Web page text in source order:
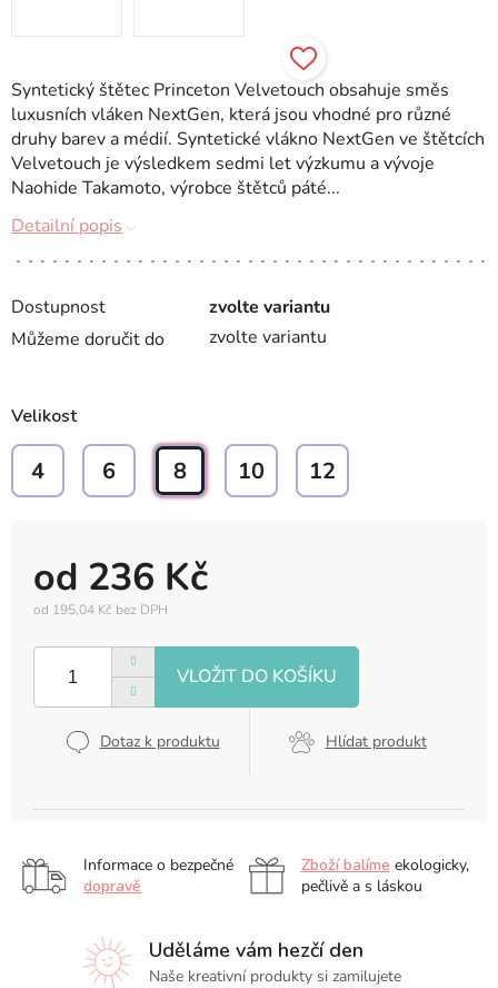
Dostupnost
zvolte variantu
Můžeme doručit do
zvolte variantu
od 236 Kč
od 195,04 Kč bez DPH
cena:
Dotaz k produktu Hlídat produkt
Velikost
4 6 8 10 12
Syntetický štětec Princeton Velvetouch obsahuje směs
luxusních vláken NextGen, která jsou vhodné pro různé
druhy barev a médií. Syntetické vlákno NextGen ve štětcích
Velvetouch je výsledkem sedmi let výzkumu a vývoje
Naohide Takamoto, výrobce štětců páté...
Detailní popis
Informace o bezpečné
dopravě
Zboží balíme ekologicky,
pečlivě a s láskou
Uděláme vám hezčí den
Naše kreativní produkty si zamilujete